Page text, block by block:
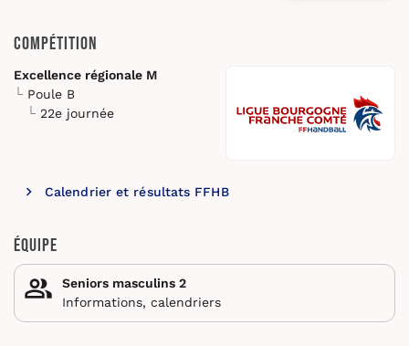
Compétition
Excellence régionale M
Poule B
22e journée
Calendrier et résultats FFHB
Équipe
Seniors masculins 2
Informations, calendriers